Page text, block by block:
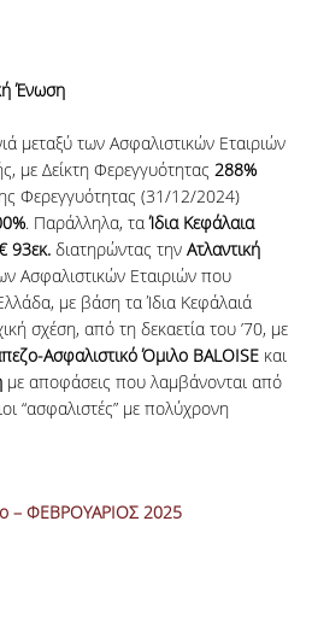
Ένωση
μεταξύ των Ασφαλιστικών Εταιριών
με Δείκτη Φερεγγυότητας 288%
Φερεγγυότητας (31/12/2024)
. Παράλληλα, ταΊδια Κεφάλαια
93εκ. διατηρώντας την Ατλαντική
Ασφαλιστικών Εταιριών που
με βάση τα Ίδια Κεφάλαιά
σχέση, από τη δεκαετία του ’70, με
Ασφαλιστικό Όμιλο BALOISE και
με αποφάσεις που λαμβάνονται από
“ασφαλιστές” με πολύχρονη
– ΦΕΒΡΟΥΑΡΙΟΣ 2025